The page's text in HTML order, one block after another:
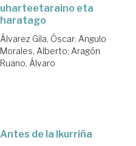
uharteetaraino eta
haratago
Álvarez Gila, Óscar; Angulo
Morales, Alberto; Aragón
Ruano, Álvaro
Antes de la Ikurriña